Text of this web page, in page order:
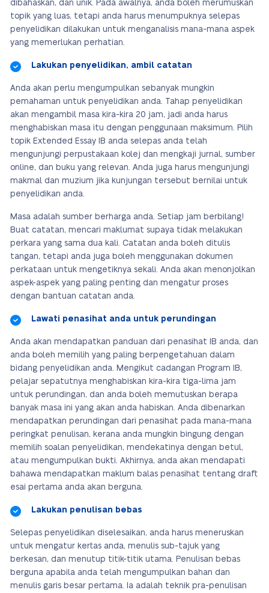
dibahaskan, dan unik. Pada awalnya, anda boleh merumuskan
topik yang luas, tetapi anda harus menumpuknya selepas
penyelidikan dilakukan untuk menganalisis mana-mana aspek
yang memerlukan perhatian.
Lakukan penyelidikan, ambil catatan
Anda akan perlu mengumpulkan sebanyak mungkin
pemahaman untuk penyelidikan anda. Tahap penyelidikan
akan mengambil masa kira-kira 20 jam, jadi anda harus
menghabiskan masa itu dengan penggunaan maksimum. Pilih
topik Extended Essay IB anda selepas anda telah
mengunjungi perpustakaan kolej dan mengkaji jurnal, sumber
online, dan buku yang relevan. Anda juga harus mengunjungi
makmal dan muzium jika kunjungan tersebut bernilai untuk
penyelidikan anda.
Masa adalah sumber berharga anda. Setiap jam berbilang!
Buat catatan, mencari maklumat supaya tidak melakukan
perkara yang sama dua kali. Catatan anda boleh ditulis
tangan, tetapi anda juga boleh menggunakan dokumen
perkataan untuk mengetiknya sekali. Anda akan menonjolkan
aspek-aspek yang paling penting dan mengatur proses
dengan bantuan catatan anda.
Lawati penasihat anda untuk perundingan
Anda akan mendapatkan panduan dari penasihat IB anda, dan
anda boleh memilih yang paling berpengetahuan dalam
bidang penyelidikan anda. Mengikut cadangan Program IB,
pelajar sepatutnya menghabiskan kira-kira tiga-lima jam
untuk perundingan, dan anda boleh memutuskan berapa
banyak masa ini yang akan anda habiskan. Anda dibenarkan
mendapatkan perundingan dari penasihat pada mana-mana
peringkat penulisan, kerana anda mungkin bingung dengan
memilih soalan penyelidikan, mendekatinya dengan betul,
atau mengumpulkan bukti. Akhirnya, anda akan mendapati
bahawa mendapatkan maklum balas penasihat tentang draft
esai pertama anda akan berguna.
Lakukan penulisan bebas
Selepas penyelidikan diselesaikan, anda harus meneruskan
untuk mengatur kertas anda, menulis sub-tajuk yang
berkesan, dan menutup titik-titik utama. Penulisan bebas
berguna apabila anda telah mengumpulkan bahan dan
menulis garis besar pertama. Ia adalah teknik pra-penulisan